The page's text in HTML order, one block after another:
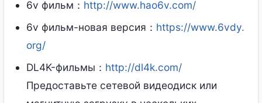
6v фильм： http://www.hao6v.com/
6v фильм-новая версия： https://www.6vdy.
org/
DL4K-фильмы： http://dl4k.com/
Предоставьте сетевой видеодиск или